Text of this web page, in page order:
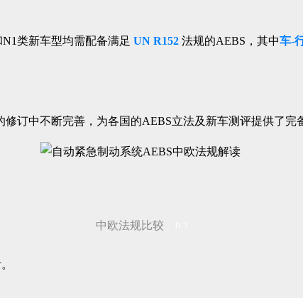
N1类新车型均需配备满足 UN R152 法规的AEBS，其中车-
订中不断完善，为各国的AEBS立法及新车测评提供了完
中欧法规比较